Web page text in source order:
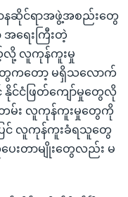
ဆိုင်ရာအဖွဲ့အစည်းတွေ
ရေးကြီးတဲ့
ယ့်လို့ လူကုန်ကူးမှု
ေကတော့ မရှိသလောက်
နိုင်ငံဖြတ်ကျော်မှုတွေလို
မ်း လူကုန်ကူးမှုတွေကို
ြင် လူကုန်ကူးခံရသူတွေ
းတာမျိုးတွေလည်း မ